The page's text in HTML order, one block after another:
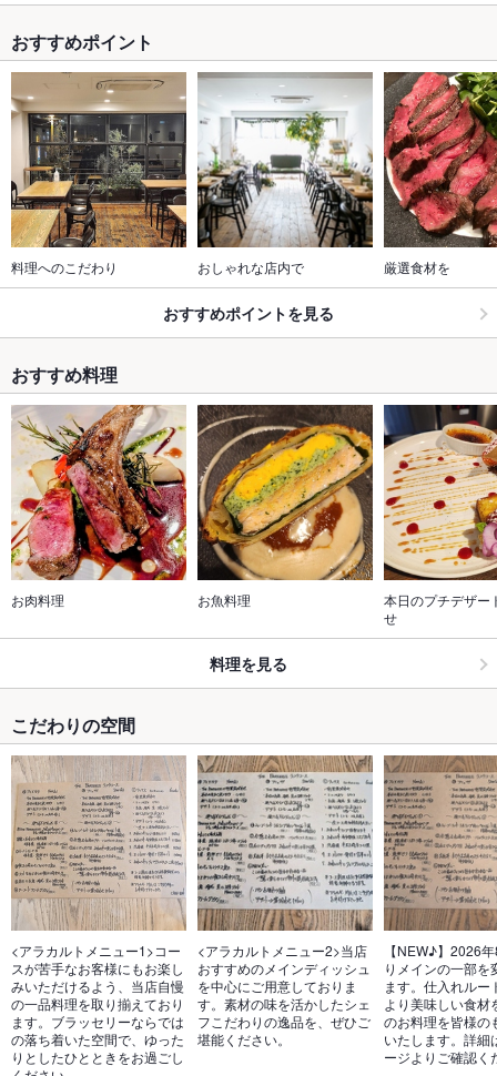
おすすめポイント
料理へのこだわり おしゃれな店内で 厳選食材を
おすすめポイントを見る
おすすめ料理
お肉料理 お魚料理
本日のプチデザー
せ
料理を見る
こだわりの空間
<アラカルトメニュー1>コー
スが苦手なお客様にもお楽し
みいただけるよう、当店自慢
の一品料理を取り揃えており
ます。ブラッセリーならでは
の落ち着いた空間で、ゆった
りとしたひとときをお過ごし
<アラカルトメニュー2>当店
おすすめのメインディッシュ
を中心にご用意しておりま
す。素材の味を活かしたシェ
フこだわりの逸品を、ぜひご
堪能ください。
【NEW♪】2026
りメインの一部を
ます。仕入れルー
より美味しい食材
のお料理を皆様の
いたします。詳細
ージよりご確認く